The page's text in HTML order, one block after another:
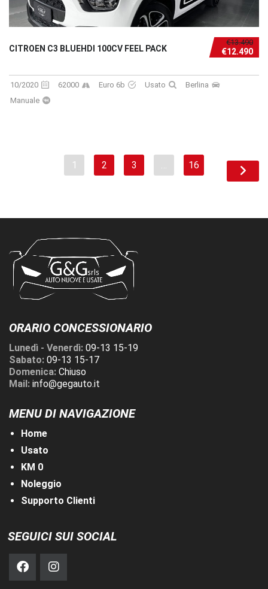
€13.490
€12.490
CITROEN C3 BLUEHDI 100CV FEEL PACK
10/2020 62000 Euro 6b Usato
Berlina
Manuale
1 2 3 … 16
ORARIO CONCESSIONARIO
Lunedì - Venerdì: 09-13 15-19
Sabato: 09-13 15-17
Domenica: Chiuso
Mail: info@gegauto.it
MENU DI NAVIGAZIONE
Home
Usato
KM 0
Noleggio
Supporto Clienti
SEGUICI SUI SOCIAL